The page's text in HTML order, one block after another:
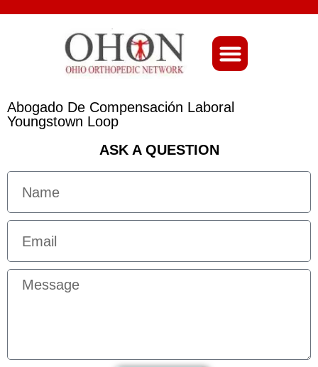
Abogado De Compensación Laboral
Youngstown Loop
ASK A QUESTION